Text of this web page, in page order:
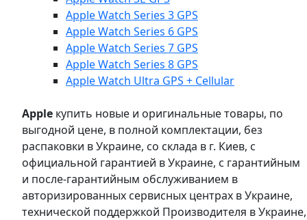
Apple Watch Series 3 GPS
Apple Watch Series 6 GPS
Apple Watch Series 7 GPS
Apple Watch Series 8 GPS
Apple Watch Ultra GPS + Cellular
Apple купить новые и оригинальные товары, по
выгодной цене, в полной комплектации, без
распаковки в Украине, со склада в г. Киев, с
официальной гарантией в Украине, с гарантийным
и после-гарантийным обслуживанием в
авторизированных сервисных центрах в Украине,
технической поддержкой Производителя в Украине,